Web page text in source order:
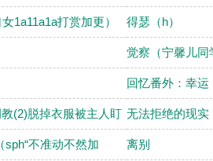
1a11a1a打赏加更） 得瑟（h）
觉察（宁馨儿同
回忆番外：幸
(2)脱掉衣服被主人盯 无法拒绝的现实
不准动不然加 离别